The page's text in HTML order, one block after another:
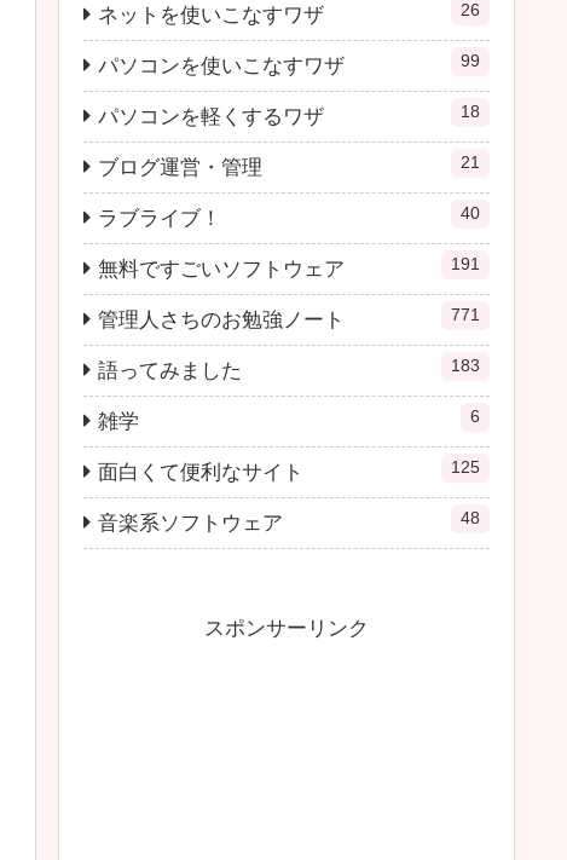
ネットを使いこなすワザ 26
パソコンを使いこなすワザ 99
パソコンを軽くするワザ 18
ブログ運営・管理 21
ラブライブ！ 40
無料ですごいソフトウェア 191
管理人さちのお勉強ノート 771
語ってみました 183
雑学 6
面白くて便利なサイト 125
音楽系ソフトウェア 48
スポンサーリンク